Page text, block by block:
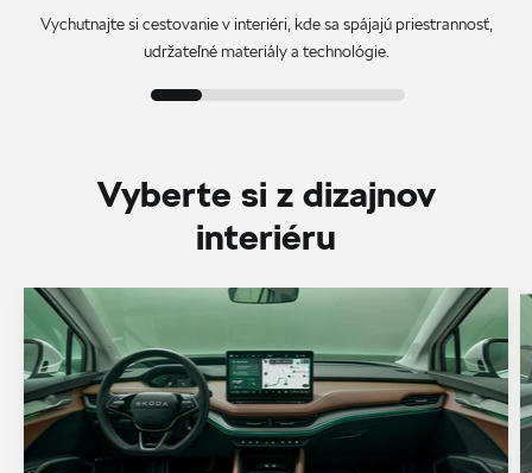
Vychutnajte si cestovanie v interiéri, kde sa spájajú priestrannosť,
udržateľné materiály a technológie.
Vyberte si z dizajnov
interiéru